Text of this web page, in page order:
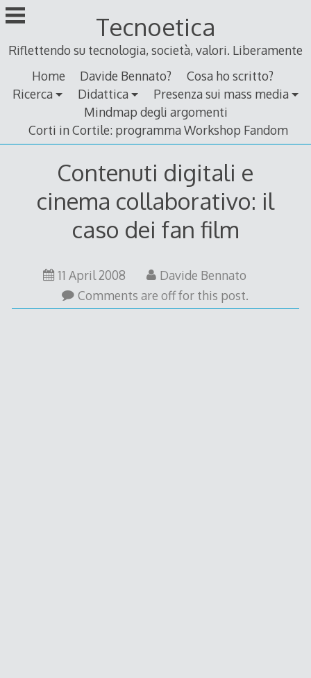
Skip
to
Tecnoetica
Riflettendo su tecnologia, società, valori. Liberamente
Home
Davide Bennato?
Cosa ho scritto?
Ricerca
Didattica
Presenza sui mass media
Mindmap degli argomenti
Corti in Cortile: programma Workshop Fandom
Contenuti digitali e
cinema collaborativo: il
caso dei fan film
11 April 2008
April
Davide Bennato
Comments are off for this post.